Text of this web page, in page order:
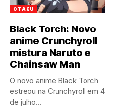
OTAKU
Black Torch: Novo
anime Crunchyroll
mistura Naruto e
Chainsaw Man
O novo anime Black Torch
estreou na Crunchyroll em 4
de julho...